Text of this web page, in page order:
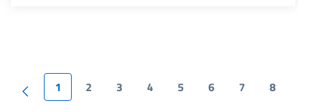
1 2 3 4 5 6 7 8